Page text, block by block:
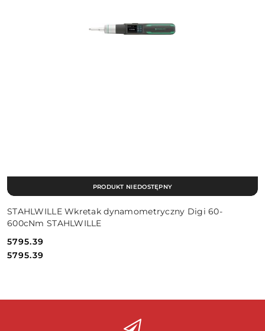
STAHLWILLE Wkretak dynamometryczny Digi 60-
600cNm STAHLWILLE
Cena:
5795.39
Cena:
5795.39
PRODUKT NIEDOSTĘPNY